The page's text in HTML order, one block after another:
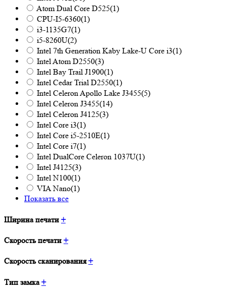
Atom Dual Core D525(1)
CPU-I5-6360(1)
i3-1135G7(1)
i5-8260U(2)
Intel 7th Generation Kaby Lake-U Core i3(1)
Intel Atom D2550(3)
Intel Bay Trail J1900(1)
Intel Cedar Trial D2550(1)
Intel Celeron Apollo Lake J3455(5)
Intel Celeron J3455(14)
Intel Celeron J4125(3)
Intel Core i3(1)
Intel Core i5-2510E(1)
Intel Core i7(1)
Intel DualCore Celeron 1037U(1)
Intel J4125(3)
Intel N100(1)
VIA Nano(1)
Показать все
Ширина печати +
Скорость печати +
Скорость сканирования+
Тип замка+